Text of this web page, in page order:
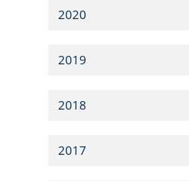
2020
2019
2018
2017